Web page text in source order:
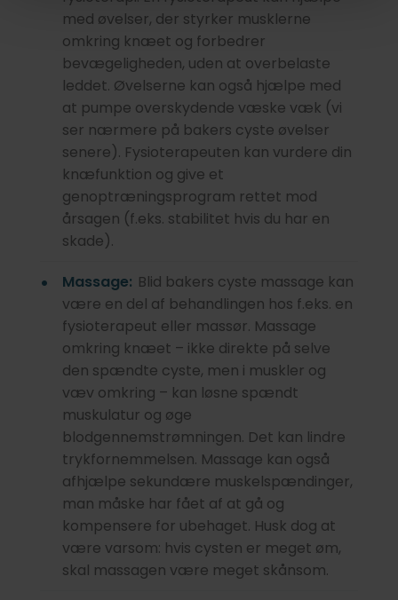
med øvelser, der styrker musklerne
omkring knæet og forbedrer
bevægeligheden, uden at overbelaste
leddet. Øvelserne kan også hjælpe med
at pumpe overskydende væske væk (vi
ser nærmere på bakers cyste øvelser
senere). Fysioterapeuten kan vurdere din
knæfunktion og give et
genoptræningsprogram rettet mod
årsagen (f.eks. stabilitet hvis du har en
skade).
Massage: Blid bakers cyste massage kan
være en del af behandlingen hos f.eks. en
fysioterapeut eller massør. Massage
omkring knæet – ikke direkte på selve
den spændte cyste, men i muskler og
væv omkring – kan løsne spændt
muskulatur og øge
blodgennemstrømningen. Det kan lindre
trykfornemmelsen. Massage kan også
afhjælpe sekundære muskelspændinger,
man måske har fået af at gå og
kompensere for ubehaget. Husk dog at
være varsom: hvis cysten er meget øm,
skal massagen være meget skånsom.